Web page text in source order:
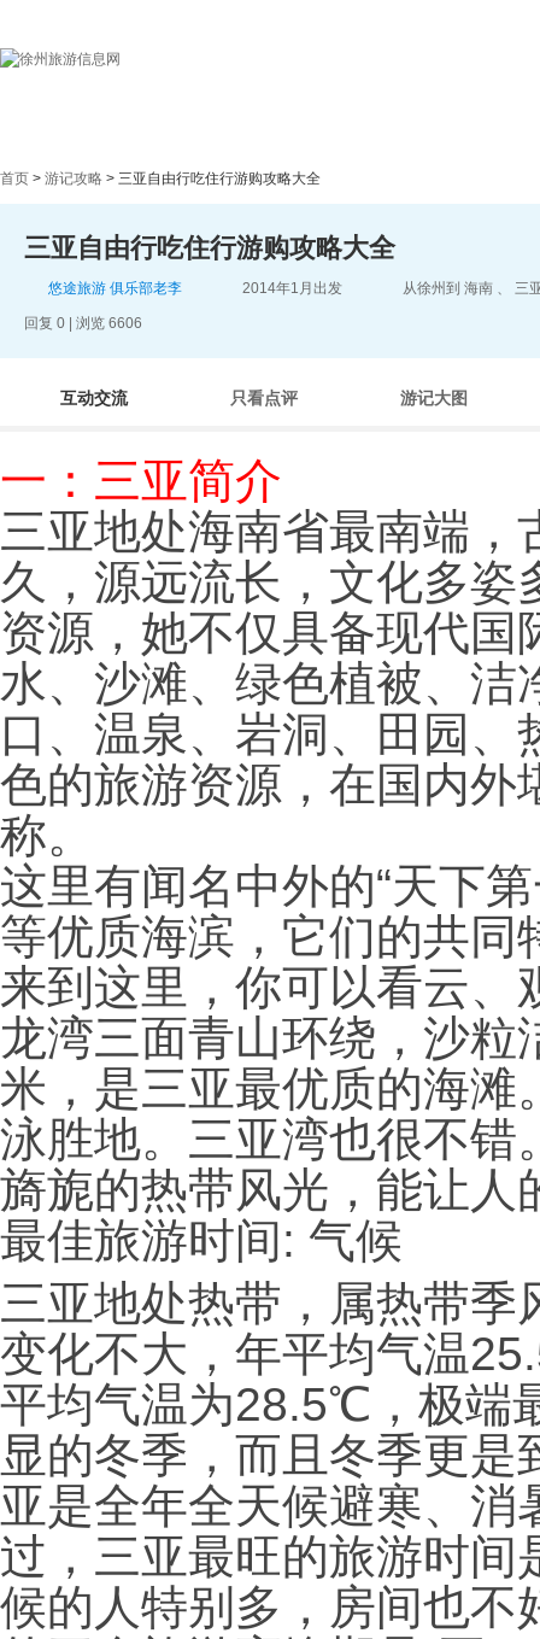
首页 > 游记攻略 > 三亚自由行吃住行游购攻略大全
三亚自由行吃住行游购攻略大全
悠途旅游 俱乐部老李 2014年1月出发 从徐州到 海南 、 三
回复 0 | 浏览 6606
互动交流 只看点评 游记大图
一：三亚简介
三亚地处海南省最南端
久，源远流长，文化多
资源，她不仅具备现代
水、沙滩、绿色植被、洁
口、温泉、岩洞、田园
色的旅游资源，在国内外
称。
这里有闻名中外的“天下
等优质海滨，它们的共同
来到这里，你可以看云、
龙湾三面青山环绕，沙
米，是三亚最优质的海滩
泳胜地。三亚湾也很不错
旖旎的热带风光，能让人
最佳旅游时间: 气候
三亚地处热带，属热带
变化不大，年平均气温
平均气温为28.5℃，极端
显的冬季，而且冬季更
亚是全年全天候避寒、
过，三亚最旺的旅游时
候的人特别多，房间也不